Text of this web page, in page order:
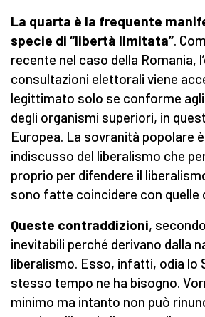
La quarta è la frequente
specie di “libertà limitata”.
recente nel caso della Romania,
consultazioni elettorali viene
legittimato solo se conforme
degli organismi superiori, in
Europea. La sovranità popolare
indiscusso del liberalismo che
proprio per difendere il
sono fatte coincidere con quelle
Queste contraddizioni,
inevitabili perché derivano dalla
liberalismo. Esso, infatti, odia lo
stesso tempo ne ha bisogno.
minimo ma intanto non può